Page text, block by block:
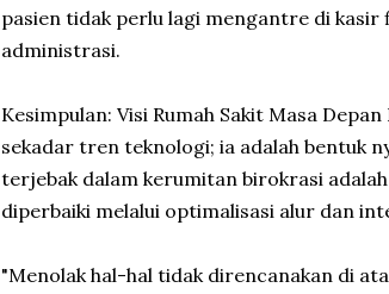
pasien tidak perlu lagi mengantre di kasir
administrasi.
Kesimpulan: Visi Rumah Sakit Masa
sekadar tren teknologi; ia adalah bentuk
terjebak dalam kerumitan birokrasi
diperbaiki melalui optimalisasi alur dan
"Menolak hal-hal tidak direncanakan di